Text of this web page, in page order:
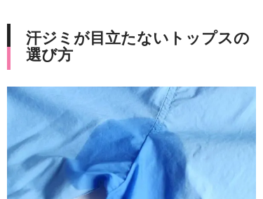
汗ジミが目立たないトップスの
選び方